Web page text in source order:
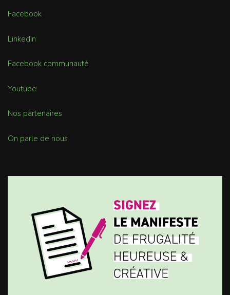
Facebook
Linkedin
Facebook communauté
Youtube
Nos partenaires
On parle de nous